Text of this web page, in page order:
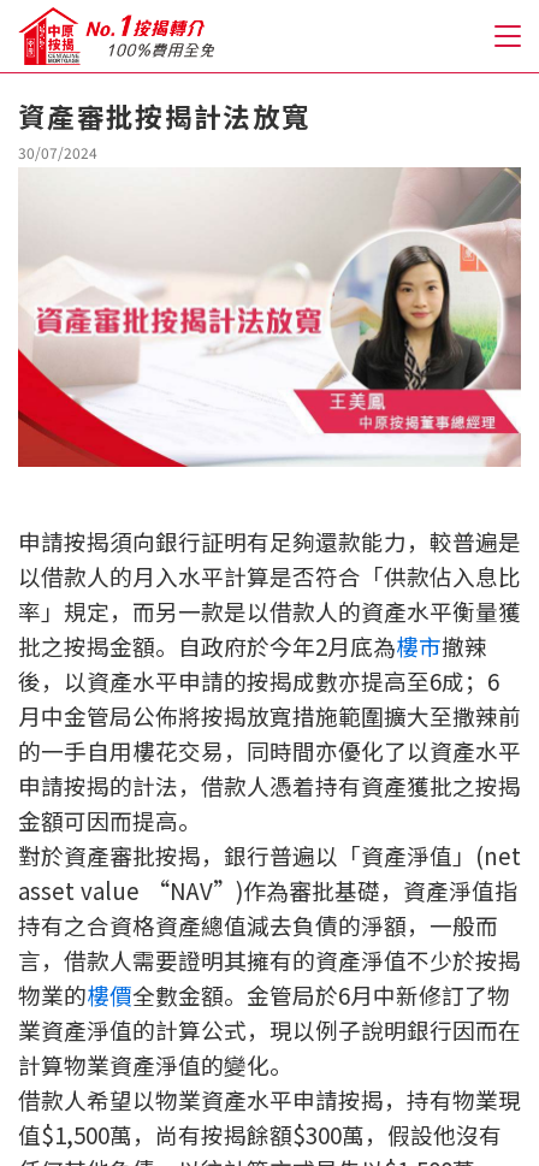
關於我們
人才房貸・開戶優惠
免費房貸轉介服務
免費開戶轉介服務
私人貸款
新盤優越按揭優惠
中原按揭標籤優惠
推薦齊齊友賞
按揭工具
按揭計算
轉按計算
置業預算
供款年期計算
工商舖按揭計算
印花稅計算
資產審批按揭計法放寬
30/07/2024
申請按揭須向銀行証明有足夠還款能力，較普遍是
以借款人的月入水平計算是否符合「供款佔入息比
率」規定，而另一款是以借款人的資產水平衡量獲
批之按揭金額。自政府於今年2月底為樓市撤辣
後，以資產水平申請的按揭成數亦提高至6成；6
月中金管局公佈將按揭放寬措施範圍擴大至撒辣前
的一手自用樓花交易，同時間亦優化了以資產水平
申請按揭的計法，借款人憑着持有資產獲批之按揭
金額可因而提高。
對於資產審批按揭，銀行普遍以「資產淨值」(net
asset value “NAV”)作為審批基礎，資產淨值指
持有之合資格資產總值減去負債的淨額，一般而
言，借款人需要證明其擁有的資產淨值不少於按揭
物業的樓價全數金額。金管局於6月中新修訂了物
業資產淨值的計算公式，現以例子說明銀行因而在
計算物業資產淨值的變化。
借款人希望以物業資產水平申請按揭，持有物業現
值$1,500萬，尚有按揭餘額$300萬，假設他沒有